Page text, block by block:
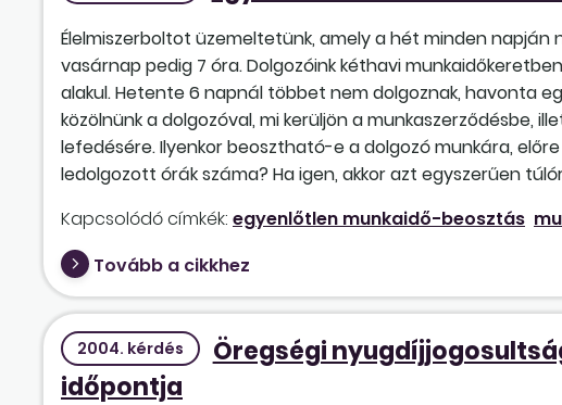
Élelmiszerboltot üzemeltetünk, amely a hét minden napján
vasárnap pedig 7 óra. Dolgozóink kéthavi
alakul. Hetente 6 napnál többet nem dolgoznak, havonta
közölnünk a dolgozóval, mi kerüljön a munkaszerződésbe,
lefedésére. Ilyenkor beosztható-e a dolgozó munkára,
ledolgozott órák száma? Ha igen, akkor azt egyszerűen
Kapcsolódó címkék: egyenlőtlen munkaidő-beosztás
Tovább a cikkhez
2004. kérdés
Öregségi
időpontja